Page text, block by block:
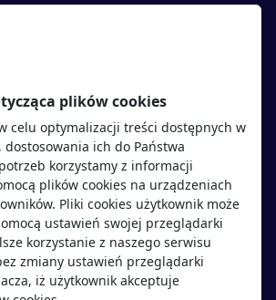
Polityka cookies
Polityka prywatności
Pracodawcy
Regulamin pracodawcy
Dodaj ogłoszenie
plików cookies
celu optymalizacji treści dostępnych w
dostosowania ich do Państwa
korzystamy z informacji
plików cookies na urządzeniach
Pliki cookies użytkownik może
ustawień swojej przeglądarki
korzystanie z naszego serwisu
zmiany ustawień przeglądarki
iż użytkownik akceptuje